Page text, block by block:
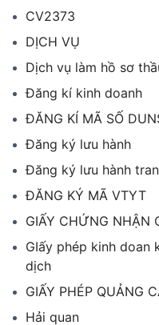
CV2373
DỊCH VỤ
Dịch vụ làm hồ sơ
Đăng kí kinh doanh
ĐĂNG KÍ MÃ SỐ
Đăng ký lưu hành
Đăng ký lưu hành
ĐĂNG KÝ MÃ VTYT
GIẤY CHỨNG NHẬN
GIấy phép kinh doan
dịch
GIẤY PHÉP QUẢNG
Hải quan